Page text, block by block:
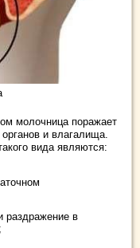
молочница поражает
и влагалища.
вида являются:
раздражение в